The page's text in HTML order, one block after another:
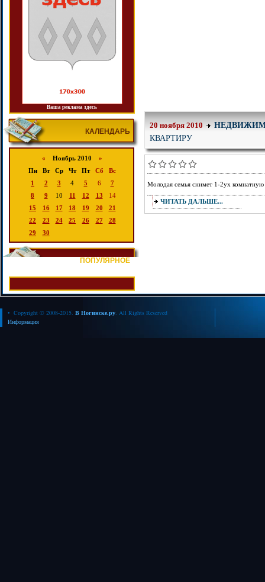
Ваша реклама здесь
КАЛЕНДАРЬ
« Ноябрь 2010 »
Пн
Вт Ср Чт Пт Сб
Вс
1
2 3 4 5 6
7
8
9 10 11 12 13
14
15
16 17 18 19 20
21
22
23 24 25 26 27
28
29
30
ПОПУЛЯРНОЕ
20 ноября 2010
КВАРТИРУ
Молодая семья снимет 1-2ух
ЧИТАТЬ ДАЛЬШЕ...
• Copyright © 2008-2015. В Ногинске.ру. All Rights Reserved
Информация